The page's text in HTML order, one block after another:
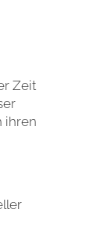
Zeit
ihren